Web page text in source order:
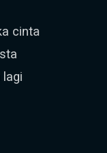
cinta